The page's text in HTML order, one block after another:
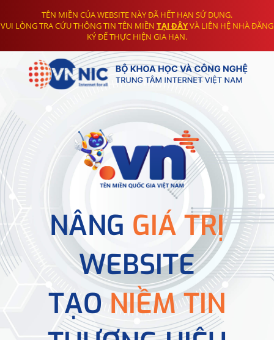
TÊN MIỀN CỦA WEBSITE NÀY ĐÃ HẾT HẠN SỬ DỤNG.
VUI LÒNG TRA CỨU THÔNG TIN TÊN MIỀN TẠI ĐÂYVÀ LIÊN HỆ NHÀ ĐĂNG
KÝ ĐỂ THỰC HIỆN GIA HẠN.
NÂNG GIÁ TRỊ
WEBSITE
TẠONIỀM TIN